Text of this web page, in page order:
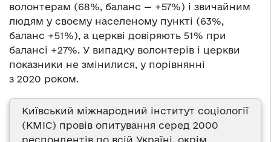
волонтерам (68%, баланс — +57%) і звичайним
людям у своєму населеному пункті (63%,
баланс +51%), а церкві довіряють 51% при
балансі +27%. У випадку волонтерів і церкви
показники не змінилися, у порівнянні
з 2020 роком.
Київський міжнародний інститут соціології
(КМІС) провів опитування серед 2000
респондентів по всій Україні, окрім